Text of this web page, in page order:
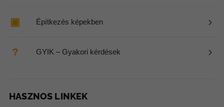
▣ Építkezés képekben ›
? GYIK – Gyakori kérdések ›
HASZNOS LINKEK